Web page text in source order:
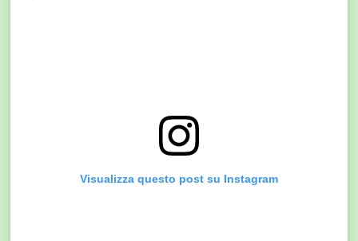
Visualizza questo post su Instagram